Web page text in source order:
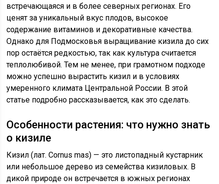
встречающаяся и в более северных регионах. Его
ценят за уникальный вкус плодов, высокое
содержание витаминов и декоративные качества.
Однако для Подмосковья выращивание кизила до сих
пор остаётся редкостью, так как культура считается
теплолюбивой. Тем не менее, при грамотном подходе
можно успешно вырастить кизил и в условиях
умеренного климата Центральной России. В этой
статье подробно рассказывается, как это сделать.
Особенности растения: что нужно знать
о кизиле
Кизил (лат. Cornus mas) — это листопадный кустарник
или небольшое дерево из семейства кизиловых. В
дикой природе он встречается в южных регионах